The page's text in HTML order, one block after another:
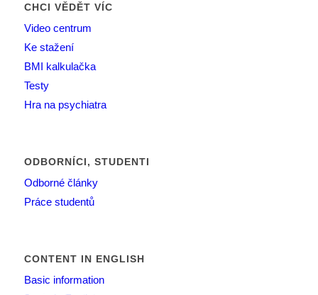
CHCI VĚDĚT VÍC
Video centrum
Ke stažení
BMI kalkulačka
Testy
Hra na psychiatra
ODBORNÍCI, STUDENTI
Odborné články
Práce studentů
CONTENT IN ENGLISH
Basic information